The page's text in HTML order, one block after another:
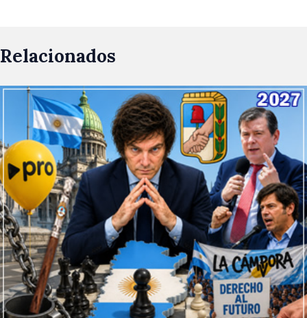
Relacionados